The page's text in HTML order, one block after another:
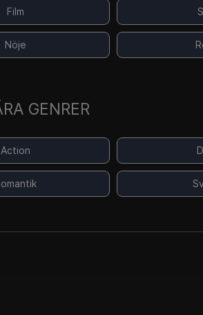
Film
Nöje
GENRER
Action